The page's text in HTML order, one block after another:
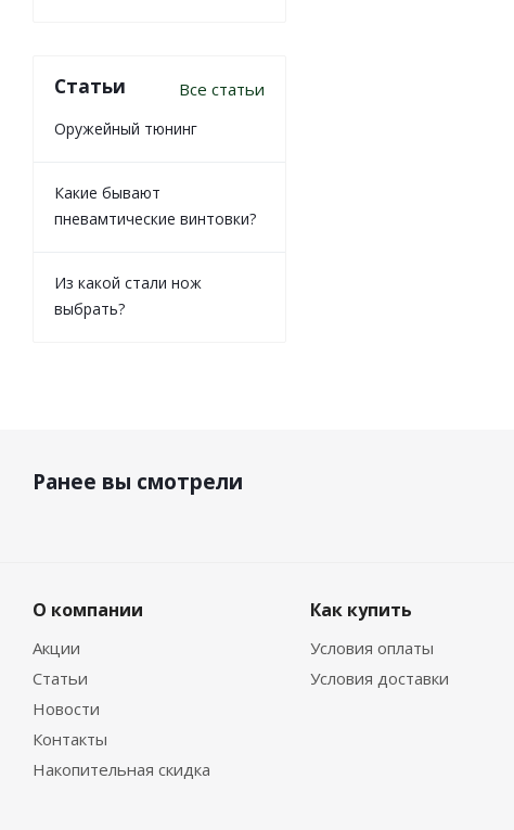
Статьи Все статьи
Оружейный тюнинг
Какие бывают
пневамтические винтовки?
Из какой стали нож
выбрать?
Ранее вы смотрели
О компании
Акции
Статьи
Новости
Контакты
Накопительная скидка
Как купить
Условия оплаты
Условия доставки